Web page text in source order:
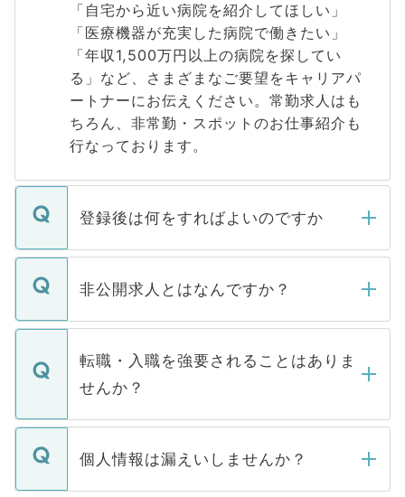
「自宅から近い病院を紹介してほしい」
「医療機器が充実した病院で働きたい」
「年収1,500万円以上の病院を探してい
る」など、さまざまなご要望をキャリアパ
ートナーにお伝えください。常勤求人はも
ちろん、非常勤・スポットのお仕事紹介も
行なっております。
登録後は何をすればよいのですか
ご登録いただきましたら、弊社担当者がご
登録内容を確認し、その後メールもしくは
ます。通常、5営業日以内にはご連絡をせて
いただきますので、しばらくお待ちくださ
非公開求人とはなんですか？
マイナビDOCTORで取り扱っている求人の
うち約3割は、Webサイトからご覧いただ
けない「非公開求人」です。非公開求人は
下記の理由によって、一般には公開してい
ません。
■応募殺到を避けるため 人気のある医療機
関を公にしてしまうと、応募が殺到する場
転職・入職を強要されることはありま
せんか？
転職・入職を強要することは一切ありませ
ん。また、仮に応募先から内定をいただい
個人情報は漏えいしませんか？